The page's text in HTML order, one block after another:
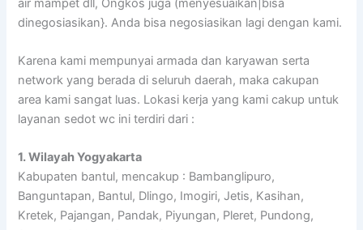
air mampet dll, Ongkos juga (menyesuaikan|bisa
dinegosiasikan}. Anda bisa negosiasikan lagi dengan kami.
Karena kami mempunyai armada dan karyawan serta
network yang berada di seluruh daerah, maka cakupan
area kami sangat luas. Lokasi kerja yang kami cakup untuk
layanan sedot wc ini terdiri dari :
1. Wilayah Yogyakarta
Kabupaten bantul, mencakup : Bambanglipuro,
Banguntapan, Bantul, Dlingo, Imogiri, Jetis, Kasihan,
Kretek, Pajangan, Pandak, Piyungan, Pleret, Pundong,